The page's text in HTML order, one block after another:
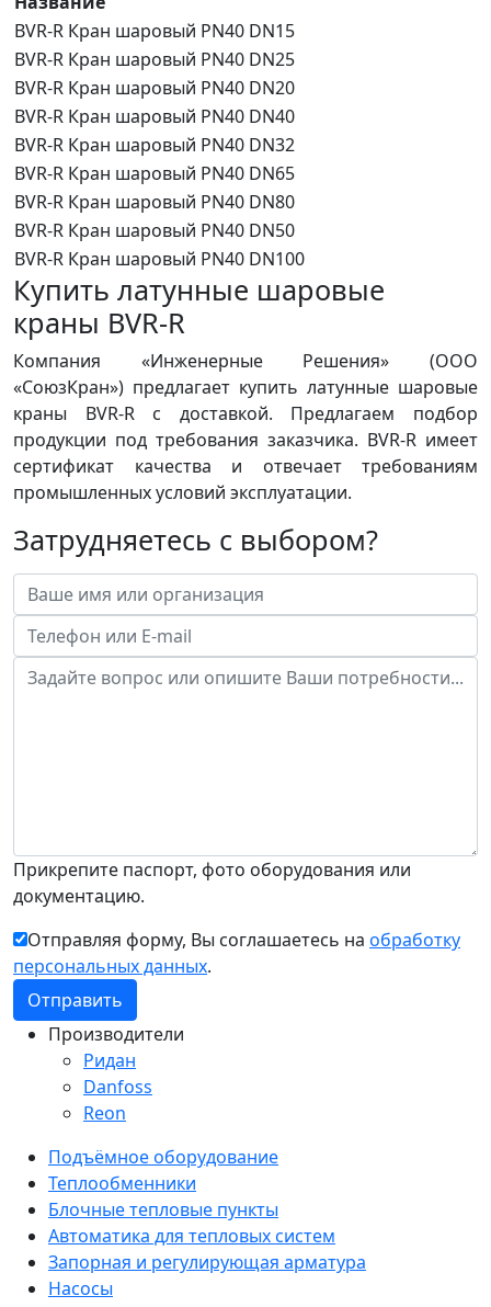
Производители
Ридан
Danfoss
Reon
Подъёмное оборудование
Теплообменники
Блочные тепловые пункты
Автоматика для тепловых систем
Запорная и регулирующая арматура
Насосы
BVR-R Кран шаровый PN40 DN15
BVR-R Кран шаровый PN40 DN25
BVR-R Кран шаровый PN40 DN20
BVR-R Кран шаровый PN40 DN40
BVR-R Кран шаровый PN40 DN32
BVR-R Кран шаровый PN40 DN65
BVR-R Кран шаровый PN40 DN80
BVR-R Кран шаровый PN40 DN50
BVR-R Кран шаровый PN40 DN100
Купить латунные шаровые
краны BVR-R
Компания «Инженерные Решения» (ООО
«СоюзКран») предлагает купить латунные шаровые
краны BVR-R с доставкой. Предлагаем подбор
продукции под требования заказчика. BVR-R имеет
сертификат качества и отвечает требованиям
промышленных условий эксплуатации.
Затрудняетесь с выбором?
Прикрепите паспорт, фото оборудования или
документацию.
Отправляя форму, Вы соглашаетесь на обработку
персональных данных.